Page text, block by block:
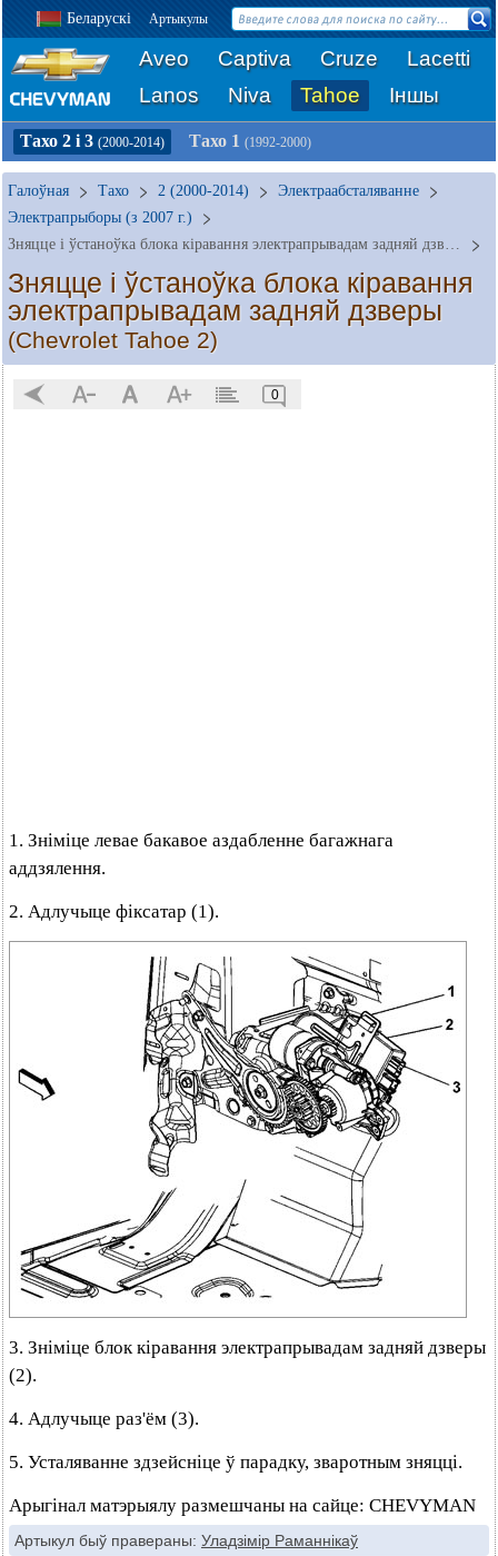
Беларускі Артыкулы
Aveo Captiva Cruze
Lacetti
Lanos
Niva Tahoe Іншы
Тахо 2 і 3 (2000-2014) Тахо 1 (1992-2000)
Галоўная Тахо 2 (2000-2014)
Электраабсталяванне
Электрапрыборы (з 2007 г.)
Зняцце і ўстаноўка блока кіравання электрапрывадам задняй дзверы
Зняцце і ўстаноўка блока кіравання
электрапрывадам задняй дзверы
(Chevrolet Tahoe 2)
0
1. Зніміце левае бакавое аздабленне багажнага
аддзялення.
2. Адлучыце фіксатар (1).
3. Зніміце блок кіравання электрапрывадам задняй дзверы
(2).
4. Адлучыце раз'ём (3).
5. Усталяванне здзейсніце ў парадку, зваротным зняцці.
Арыгінал матэрыялу размешчаны на сайце: CHEVYMAN
Артыкул быў правераны: Уладзімір Раманнікаў